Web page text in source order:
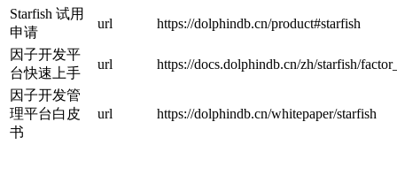
Starfish 试用
申请
url https://dolphindb.cn/product#starfish
因子开发平
台快速上手
url https://docs.dolphindb.cn/zh/starfish/
因子开发管
理平台白皮
书
url https://dolphindb.cn/whitepaper/starfish